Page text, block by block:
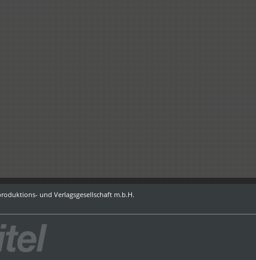
und Verlagsgesellschaft m.b.H.